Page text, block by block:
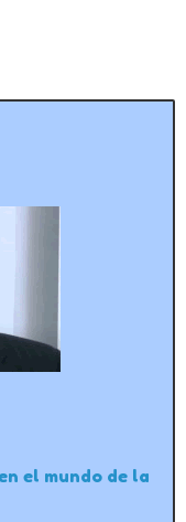
el mundo de la